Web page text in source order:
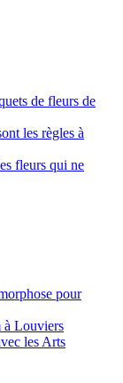
de fleurs de
les règles à
fleurs qui ne
pour
à Louviers
les Arts